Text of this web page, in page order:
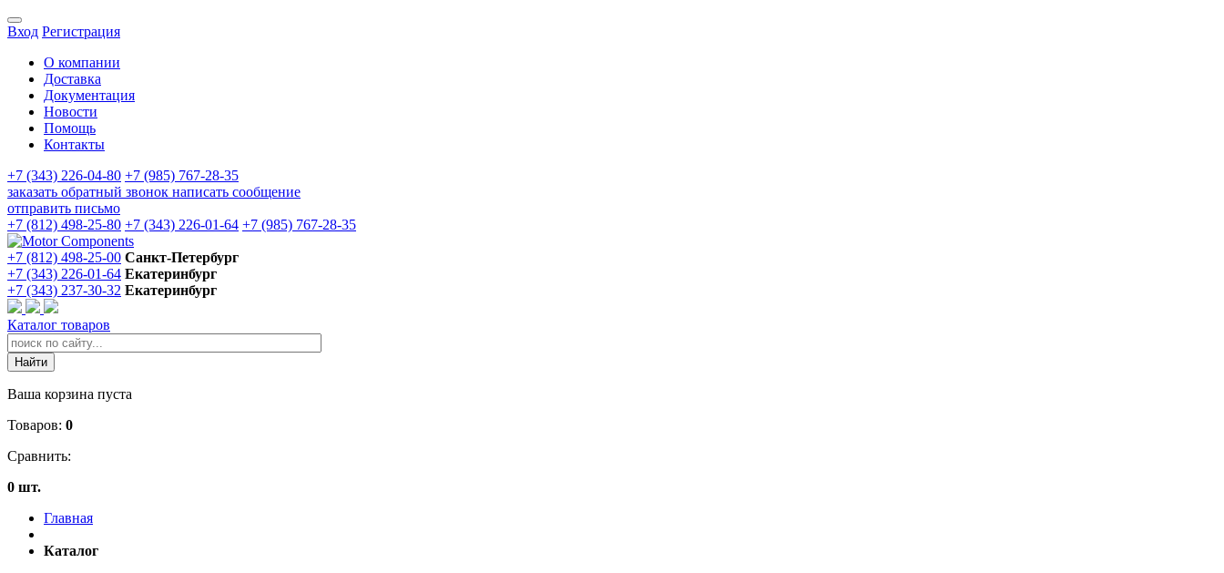
Вход Регистрация
О компании
Доставка
Документация
Новости
Помощь
Контакты
+7 (343) 226-04-80 +7 (985) 767-28-35
заказать обратный звонок написать сообщение
отправить письмо
+7 (812) 498-25-80 +7 (343) 226-01-64 +7 (985) 767-28-35
+7 (812) 498-25-00 Санкт-Петербург
+7 (343) 226-01-64 Екатеринбург
+7 (343) 237-30-32 Екатеринбург
Каталог товаров
Ваша корзина пуста
Товаров: 0
Сравнить:
0 шт.
Главная
Каталог